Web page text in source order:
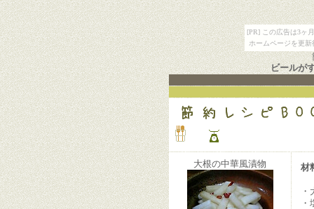
[PR] この広告は3ヶ
ホームページを更
ビールが
大根の中華風漬物 材
・
・